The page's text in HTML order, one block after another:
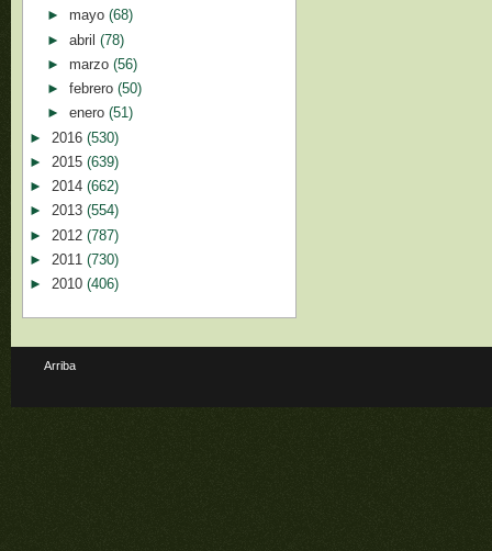
► mayo (68)
► abril (78)
► marzo (56)
► febrero (50)
► enero (51)
► 2016 (530)
► 2015 (639)
► 2014 (662)
► 2013 (554)
► 2012 (787)
► 2011 (730)
► 2010 (406)
Arriba